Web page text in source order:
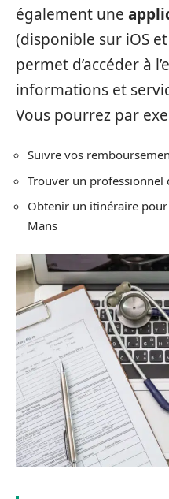
également une
(disponible sur iOS
permet d’accéder à
informations et
Vous pourrez par
Suivre vos
Trouver un professionnel
Obtenir un itinéraire pour
Mans